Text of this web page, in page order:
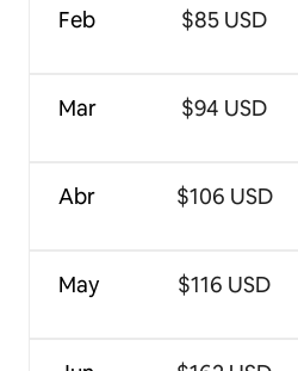
Feb
Mar
Abr
May
$85 USD
$94 USD
$106 USD
$116 USD